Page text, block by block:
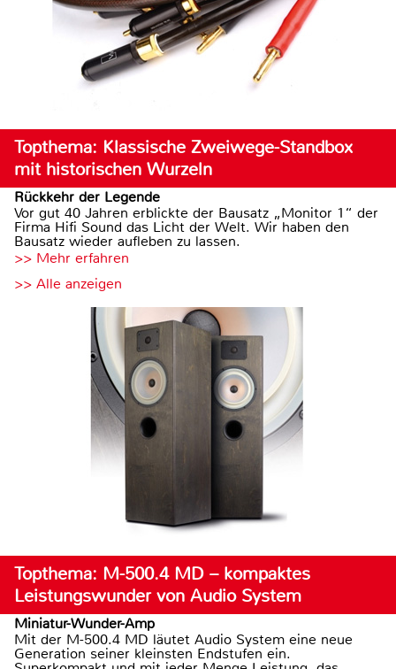
Topthema: Klassische Zweiwege-Standbox
mit historischen Wurzeln
Rückkehr der Legende
Vor gut 40 Jahren erblickte der Bausatz „Monitor 1“ der
Firma Hifi Sound das Licht der Welt. Wir haben den
Bausatz wieder aufleben zu lassen.
>> Mehr erfahren
>> Alle anzeigen
Topthema: M-500.4 MD – kompaktes
Leistungswunder von Audio System
Miniatur-Wunder-Amp
Mit der M-500.4 MD läutet Audio System eine neue
Generation seiner kleinsten Endstufen ein.